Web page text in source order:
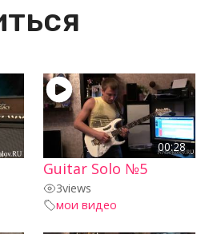
00:28
Guitar Solo №5
3views
мои видео